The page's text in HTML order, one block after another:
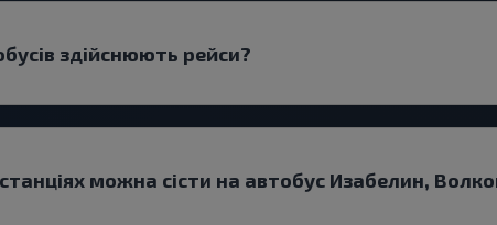
здійснюють рейси?
можна сісти на автобус Изабелин,